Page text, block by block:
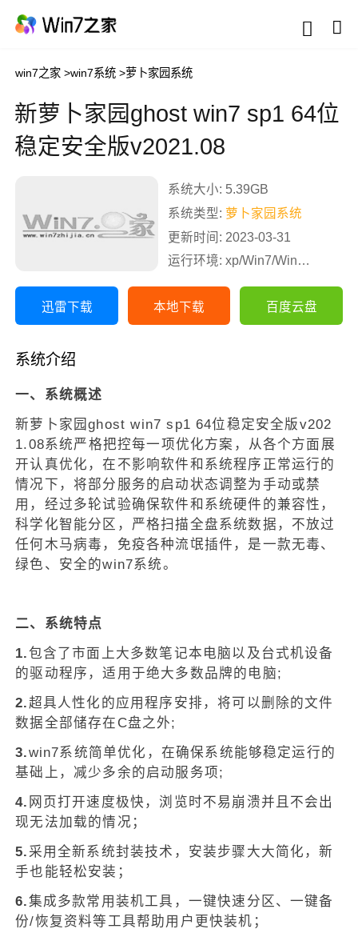
win7之家 >win7系统 >萝卜家园系统
新萝卜家园ghost win7 sp1 64位
稳定安全版v2021.08
系统大小: 5.39GB
系统类型: 萝卜家园系统
更新时间: 2023-03-31
运行环境: xp/Win7/Win8/Win10
迅雷下载 本地下载 百度云盘
系统介绍
一、系统概述
新萝卜家园ghost win7 sp1 64位稳定安全版v202
1.08系统严格把控每一项优化方案，从各个方面展
开认真优化，在不影响软件和系统程序正常运行的
情况下，将部分服务的启动状态调整为手动或禁
用，经过多轮试验确保软件和系统硬件的兼容性，
科学化智能分区，严格扫描全盘系统数据，不放过
任何木马病毒，免疫各种流氓插件，是一款无毒、
绿色、安全的win7系统。
二、系统特点
1.包含了市面上大多数笔记本电脑以及台式机设备
的驱动程序，适用于绝大多数品牌的电脑;
2.超具人性化的应用程序安排，将可以删除的文件
数据全部储存在C盘之外;
3.win7系统简单优化，在确保系统能够稳定运行的
基础上，减少多余的启动服务项;
4. 网页打开速度极快，浏览时不易崩溃并且不会出
现无法加载的情况；
5. 采用全新系统封装技术，安装步骤大大简化，新
手也能轻松安装；
6.集成多款常用装机工具，一键快速分区、一键备
份/恢复资料等工具帮助用户更快装机；